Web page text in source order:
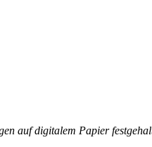
auf digitalem Papier